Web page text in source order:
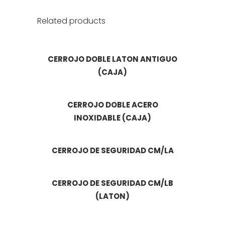
Related products
CERROJO DOBLE LATON ANTIGUO
(CAJA)
CERROJO DOBLE ACERO
INOXIDABLE (CAJA)
CERROJO DE SEGURIDAD CM/LA
CERROJO DE SEGURIDAD CM/LB
(LATON)